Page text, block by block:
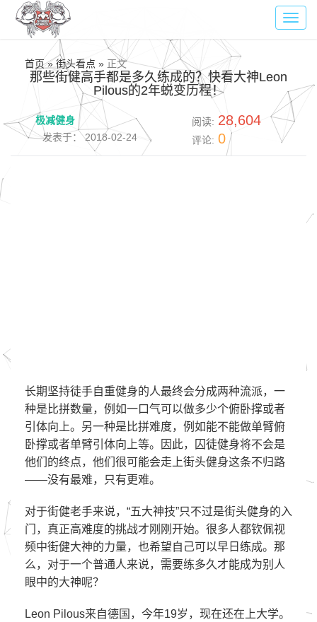
首页 » 街头看点 » 正文
那些街健高手都是多久练成的？快看大神Leon
Pilous的2年蜕变历程！
极减健身
发表于： 2018-02-24
阅读: 28,604
评论: 0
长期坚持徒手自重健身的人最终会分成两种流派，一
种是比拼数量，例如一口气可以做多少个俯卧撑或者
引体向上。另一种是比拼难度，例如能不能做单臂俯
卧撑或者单臂引体向上等。因此，囚徒健身将不会是
他们的终点，他们很可能会走上街头健身这条不归路
——没有最难，只有更难。
对于街健老手来说，“五大神技”只不过是街头健身的入
门，真正高难度的挑战才刚刚开始。很多人都钦佩视
频中街健大神的力量，也希望自己可以早日练成。那
么，对于一个普通人来说，需要练多久才能成为别人
眼中的大神呢？
Leon Pilous来自德国，今年19岁，现在还在上大学。